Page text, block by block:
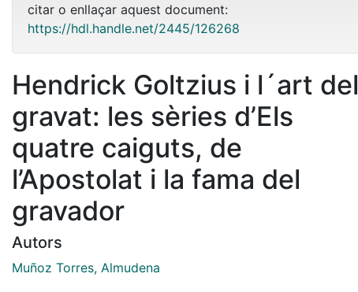
citar o enllaçar aquest document:
https://hdl.handle.net/2445/126268
Hendrick Goltzius i l´art del
gravat: les sèries d’Els
quatre caiguts, de
l’Apostolat i la fama del
gravador
Autors
Muñoz Torres, Almudena